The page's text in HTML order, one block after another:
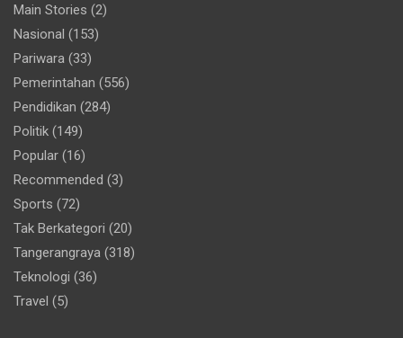
Main Stories (2)
Nasional (153)
Pariwara (33)
Pemerintahan (556)
Pendidikan (284)
Politik (149)
Popular (16)
Recommended (3)
Sports (72)
Tak Berkategori (20)
Tangerangraya (318)
Teknologi (36)
Travel (5)